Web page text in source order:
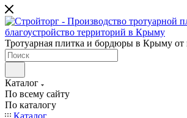
Тротуарная плитка и бордюры в Крыму от
Каталог
По всему сайту
По каталогу
Каталог